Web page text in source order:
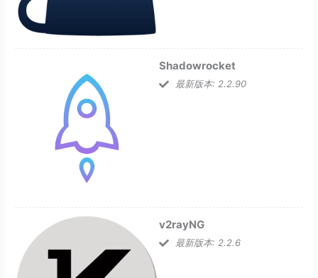
Shadowrocket
最新版本: 2.2.90
v2rayNG
最新版本: 2.2.6